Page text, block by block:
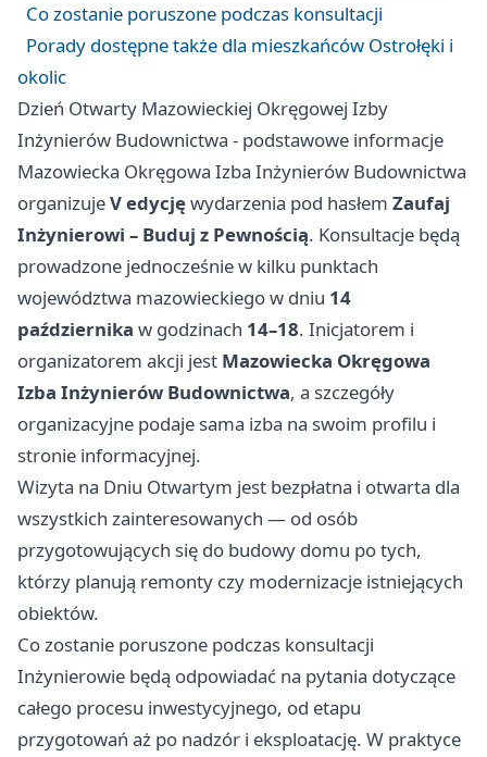
Co zostanie poruszone podczas konsultacji
Porady dostępne także dla mieszkańców Ostrołęki i
okolic
Dzień Otwarty Mazowieckiej Okręgowej Izby
Inżynierów Budownictwa - podstawowe informacje
Mazowiecka Okręgowa Izba Inżynierów Budownictwa
organizujeV edycjęwydarzenia pod hasłem Zaufaj
Inżynierowi – Buduj z Pewnością. Konsultacje będą
prowadzone jednocześnie w kilku punktach
województwa mazowieckiego w dniu 14
października w godzinach 14–18. Inicjatorem i
organizatorem akcji jest Mazowiecka Okręgowa
Izba Inżynierów Budownictwa, a szczegóły
organizacyjne podaje sama izba na swoim profilu i
stronie informacyjnej.
Wizyta na Dniu Otwartym jest bezpłatna i otwarta dla
wszystkich zainteresowanych — od osób
przygotowujących się do budowy domu po tych,
którzy planują remonty czy modernizacje istniejących
obiektów.
Co zostanie poruszone podczas konsultacji
Inżynierowie będą odpowiadać na pytania dotyczące
całego procesu inwestycyjnego, od etapu
przygotowań aż po nadzór i eksploatację. W praktyce